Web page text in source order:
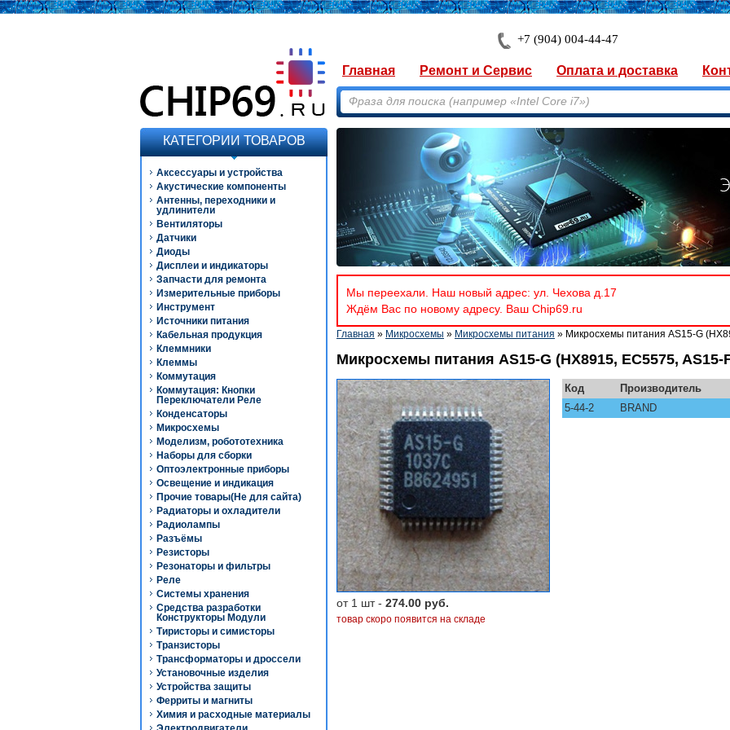
+7 (904) 004-44-47
Главная Ремонт и Сервис Оплата и доставка
КАТЕГОРИИ ТОВАРОВ
Аксессуары и устройства
Акустические компоненты
Антенны, переходники и
удлинители
Вентиляторы
Датчики
Диоды
Дисплеи и индикаторы
Запчасти для ремонта
Измерительные приборы
Инструмент
Источники питания
Кабельная продукция
Клеммники
Клеммы
Коммутация
Коммутация: Кнопки
Переключатели Реле
Конденсаторы
Микросхемы
Моделизм, робототехника
Наборы для сборки
Оптоэлектронные приборы
Освещение и индикация
Прочие товары(Не для сайта)
Радиаторы и охладители
Радиолампы
Разъёмы
Резисторы
Резонаторы и фильтры
Реле
Системы хранения
Средства разработки
Конструкторы Модули
Тиристоры и симисторы
Транзисторы
Трансформаторы и дроссели
Установочные изделия
Устройства защиты
Ферриты и магниты
Химия и расходные материалы
Мы переехали. Наш новый адрес: ул. Чехова д.17
Ждём Вас по новому адресу. Ваш Chip69.ru
Главная » Микросхемы » Микросхемы питания » Микросхемы питания AS15-G
Микросхемы питания AS15-G (HX8915, EC5575, AS15-
от 1 шт - 274.00 руб.
товар скоро появится на складе
Код Производитель
5-44-2
BRAND